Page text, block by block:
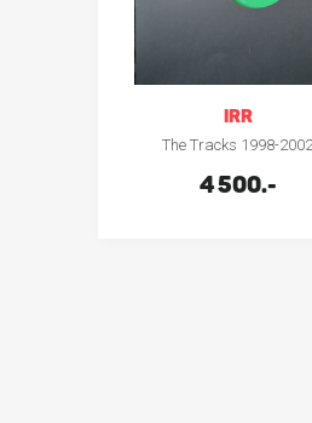
IRR
The Tracks 1998-2002
4 500.-